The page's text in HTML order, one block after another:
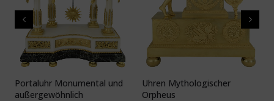
Portaluhr Monumental und
außergewöhnlich
Uhren Mythologischer
Orpheus